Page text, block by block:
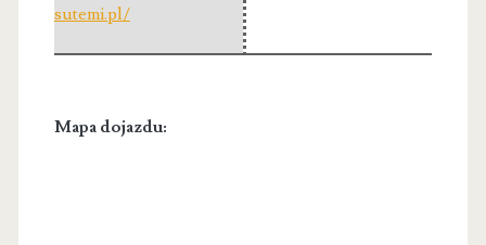
sutemi.pl/
Mapa dojazdu: